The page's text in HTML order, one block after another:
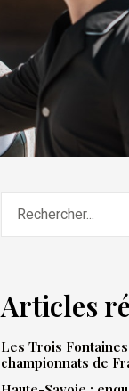
Articles
Les Trois
championnats de